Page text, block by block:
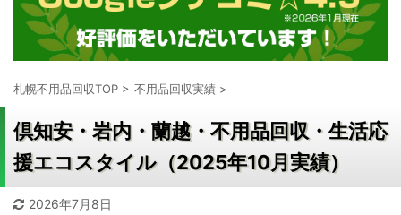
札幌不用品回収TOP > 不用品回収実績 >
倶知安・岩内・蘭越・不用品回収・生活応
援エコスタイル（2025年10月実績）
2026年7月8日